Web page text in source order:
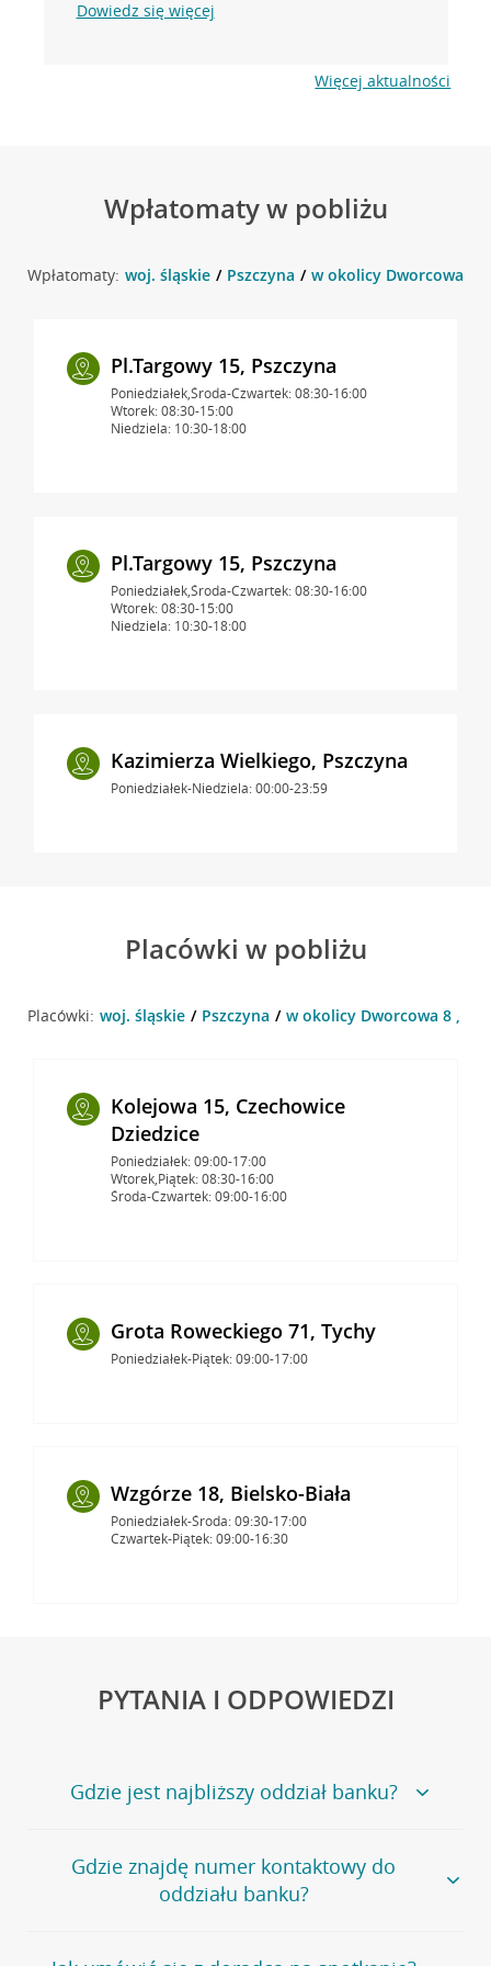
Dowiedz się więcej
Więcej aktualności
Wpłatomaty w pobliżu
Wpłatomaty: woj. śląskie Pszczyna w okolicy Dworcowa 8 ,
Pl.Targowy 15, Pszczyna
Poniedziałek,Środa-Czwartek: 08:30-16:00
Wtorek: 08:30-15:00
Niedziela: 10:30-18:00
Pl.Targowy 15, Pszczyna
Poniedziałek,Środa-Czwartek: 08:30-16:00
Wtorek: 08:30-15:00
Niedziela: 10:30-18:00
Kazimierza Wielkiego, Pszczyna
Poniedziałek-Niedziela: 00:00-23:59
Placówki w pobliżu
Placówki: woj. śląskie Pszczyna w okolicy Dworcowa 8 ,
Kolejowa 15, Czechowice
Dziedzice
Poniedziałek: 09:00-17:00
Wtorek,Piątek: 08:30-16:00
Środa-Czwartek: 09:00-16:00
Grota Roweckiego 71, Tychy
Poniedziałek-Piątek: 09:00-17:00
Wzgórze 18, Bielsko-Biała
Poniedziałek-Środa: 09:30-17:00
Czwartek-Piątek: 09:00-16:30
PYTANIA I ODPOWIEDZI
Gdzie jest najbliższy oddział banku?
Jeśli szukasz oddziału naszego banku, zapraszamy na
stronęPlacówki i bankomaty, na której znajduje się
wygodna wyszukiwarka.
oddziałów
Gdzie znajdę numer kontaktowy do
oddziału banku?
Bank Credit Agricole nie udostępnia ogólnego numeru